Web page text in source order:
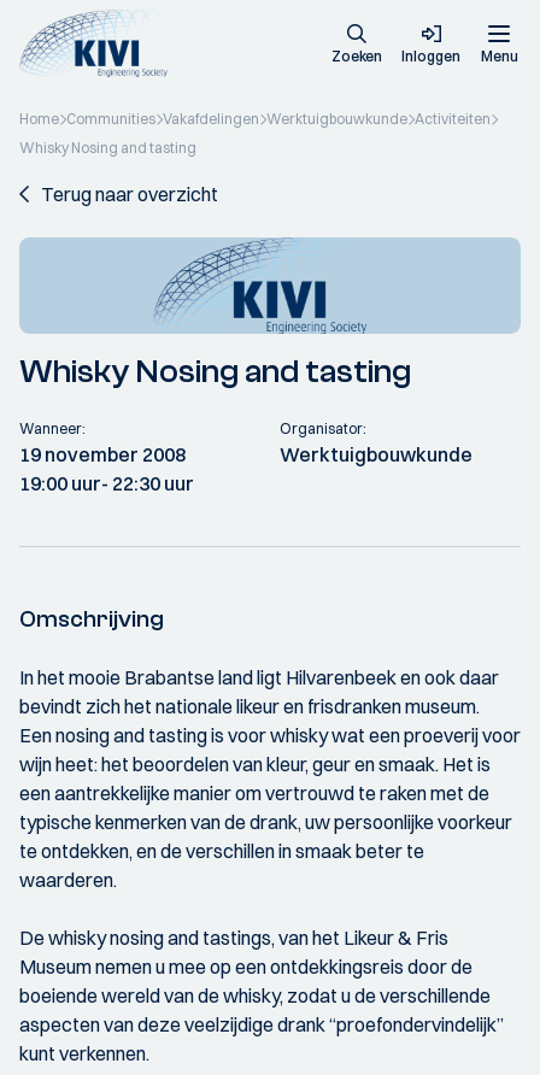
Zoeken Inloggen Menu
Home Communities Vakafdelingen Werktuigbouwkunde Activiteiten
Whisky Nosing and tasting
Terug naar overzicht
Whisky Nosing and tasting
Wanneer:
19 november 2008
19:00 uur- 22:30 uur
Organisator:
Werktuigbouwkunde
Omschrijving
In het mooie Brabantse land ligt Hilvarenbeek en ook daar
bevindt zich het nationale likeur en frisdranken museum.
Een nosing and tasting is voor whisky wat een proeverij voor
wijn heet: het beoordelen van kleur, geur en smaak. Het is
een aantrekkelijke manier om vertrouwd te raken met de
typische kenmerken van de drank, uw persoonlijke voorkeur
te ontdekken, en de verschillen in smaak beter te
waarderen.
De whisky nosing and tastings, van het Likeur & Fris
Museum nemen u mee op een ontdekkingsreis door de
boeiende wereld van de whisky, zodat u de verschillende
aspecten van deze veelzijdige drank “proefondervindelijk”
kunt verkennen.